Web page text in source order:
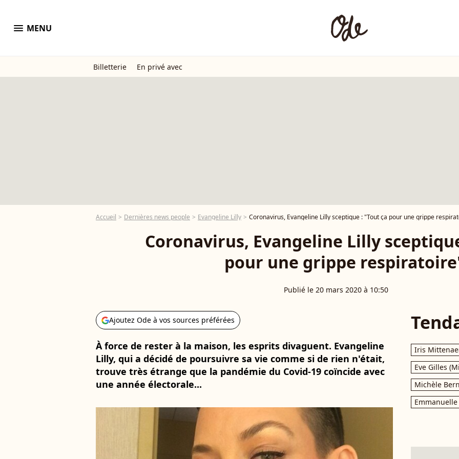
menu MENU
Billetterie En privé avec
Accueil Dernières news people Evangeline Lilly Coronavirus, Evangeline Lilly sceptique : "Tout ça pour une grippe
Coronavirus, Evangeline Lilly
pour une grippe
Publié le 20 mars 2020 à 10:50
Ajoutez Ode à vos sources préférées
À force de rester à la maison, les esprits divaguent. Evangeline
Lilly, qui a décidé de poursuivre sa vie comme si de rien n'était,
trouve très étrange que la pandémie du Covid-19 coïncide avec
une année électorale...
Iris
Eve Gilles
Michèle